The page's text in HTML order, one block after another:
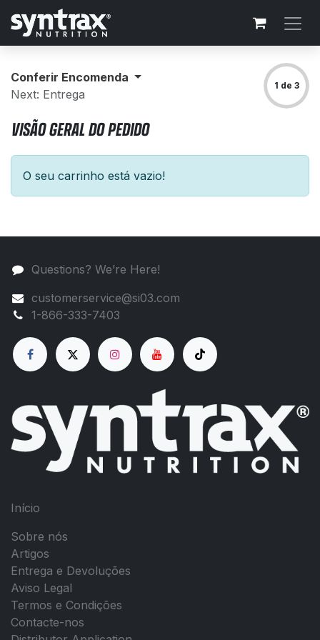
Skip to Content
Conferir Encomenda
Next: Entrega
1 de 3
VISÃO GERAL DO PEDIDO
O seu carrinho está vazio!
Questions? We’re Here!
customerservice@si03.com
1-866-333-7403
Início
Sobre nós
Artigos
Entrega e Devoluções
Aviso Legal
Termos e Condições
Contacte-nos